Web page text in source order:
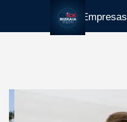
Guía Empresas